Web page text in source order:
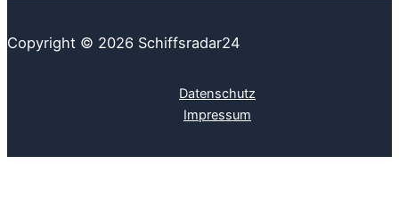
Copyright © 2026 Schiffsradar24
Datenschutz
Impressum